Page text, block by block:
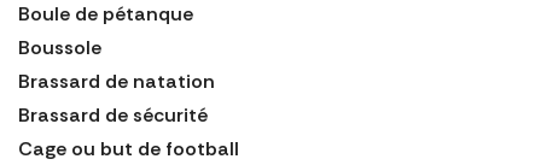
Boule de pétanque
Boussole
Brassard de natation
Brassard de sécurité
Cage ou but de football